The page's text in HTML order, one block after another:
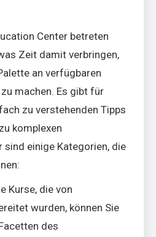
Center betreten
Zeit damit verbringen,
an verfügbaren
machen. Es gibt für
zu verstehenden Tipps
komplexen
sind einige Kategorien, die
Kurse, die von
wurden, können Sie
des